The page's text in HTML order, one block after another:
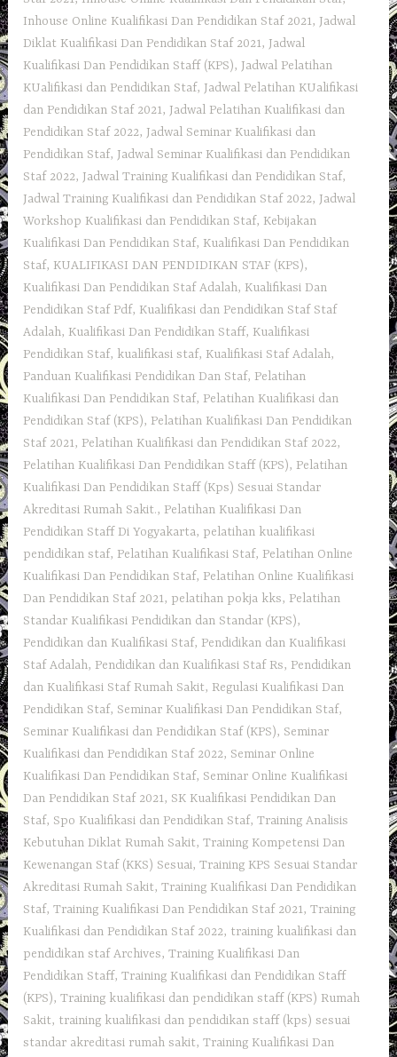
Inhouse Online Kualifikasi Dan Pendidikan Staf 2021, Jadwal
Diklat Kualifikasi Dan Pendidikan Staf 2021, Jadwal
Kualifikasi Dan Pendidikan Staff (KPS), Jadwal Pelatihan
KUalifikasi dan Pendidikan Staf, Jadwal Pelatihan KUalifikasi
dan Pendidikan Staf 2021, Jadwal Pelatihan Kualifikasi dan
Pendidikan Staf 2022, Jadwal Seminar Kualifikasi dan
Pendidikan Staf, Jadwal Seminar Kualifikasi dan Pendidikan
Staf 2022, Jadwal Training Kualifikasi dan Pendidikan Staf,
Jadwal Training Kualifikasi dan Pendidikan Staf 2022, Jadwal
Workshop Kualifikasi dan Pendidikan Staf, Kebijakan
Kualifikasi Dan Pendidikan Staf, Kualifikasi Dan Pendidikan
Staf, KUALIFIKASI DAN PENDIDIKAN STAF (KPS),
Kualifikasi Dan Pendidikan Staf Adalah, Kualifikasi Dan
Pendidikan Staf Pdf, Kualifikasi dan Pendidikan Staf Staf
Adalah, Kualifikasi Dan Pendidikan Staff, Kualifikasi
Pendidikan Staf, kualifikasi staf, Kualifikasi Staf Adalah,
Panduan Kualifikasi Pendidikan Dan Staf, Pelatihan
Kualifikasi Dan Pendidikan Staf, Pelatihan Kualifikasi dan
Pendidikan Staf (KPS), Pelatihan Kualifikasi Dan Pendidikan
Staf 2021, Pelatihan Kualifikasi dan Pendidikan Staf 2022,
Pelatihan Kualifikasi Dan Pendidikan Staff (KPS), Pelatihan
Kualifikasi Dan Pendidikan Staff (Kps) Sesuai Standar
Akreditasi Rumah Sakit., Pelatihan Kualifikasi Dan
Pendidikan Staff Di Yogyakarta, pelatihan kualifikasi
pendidikan staf, Pelatihan Kualifikasi Staf, Pelatihan Online
Kualifikasi Dan Pendidikan Staf, Pelatihan Online Kualifikasi
Dan Pendidikan Staf 2021, pelatihan pokja kks, Pelatihan
Standar Kualifikasi Pendidikan dan Standar (KPS),
Pendidikan dan Kualifikasi Staf, Pendidikan dan Kualifikasi
Staf Adalah, Pendidikan dan Kualifikasi Staf Rs, Pendidikan
dan Kualifikasi Staf Rumah Sakit, Regulasi Kualifikasi Dan
Pendidikan Staf, Seminar Kualifikasi Dan Pendidikan Staf,
Seminar Kualifikasi dan Pendidikan Staf (KPS), Seminar
Kualifikasi dan Pendidikan Staf 2022, Seminar Online
Kualifikasi Dan Pendidikan Staf, Seminar Online Kualifikasi
Dan Pendidikan Staf 2021, SK Kualifikasi Pendidikan Dan
Staf, Spo Kualifikasi dan Pendidikan Staf,Training Analisis
Kebutuhan Diklat Rumah Sakit,Training Kompetensi Dan
Kewenangan Staf (KKS) Sesuai,Training KPS Sesuai Standar
Akreditasi Rumah Sakit,Training Kualifikasi Dan Pendidikan
Staf,Training Kualifikasi Dan Pendidikan Staf 2021,Training
Kualifikasi dan Pendidikan Staf 2022, training kualifikasi dan
pendidikan staf Archives,Training Kualifikasi Dan
Pendidikan Staff,Training Kualifikasi dan Pendidikan Staff
(KPS),Training kualifikasi dan pendidikan staff (KPS) Rumah
Sakit, training kualifikasi dan pendidikan staff (kps) sesuai
standar akreditasi rumah sakit,Training Kualifikasi Dan